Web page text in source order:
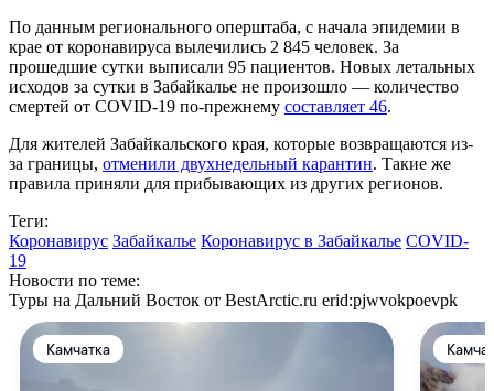
По данным регионального оперштаба, с начала эпидемии в
крае от коронавируса вылечились 2 845 человек. За
прошедшие сутки выписали 95 пациентов. Новых летальных
исходов за сутки в Забайкалье не произошло — количество
смертей от COVID-19 по-прежнему составляет 46.
Для жителей Забайкальского края, которые возвращаются из-
за границы, отменили двухнедельный карантин. Такие же
правила приняли для прибывающих из других регионов.
Теги:
Коронавирус Забайкалье Коронавирус в Забайкалье СOVID-
19
Новости по теме:
Туры на Дальний Восток от BestArctic.ru erid:pjwvokpoevpk